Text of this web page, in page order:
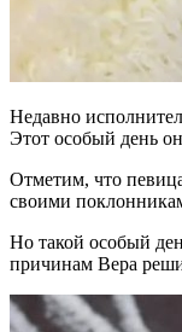
Недавно
Этот особый день
Отметим, что
своими
Но такой особый
причинам Вера